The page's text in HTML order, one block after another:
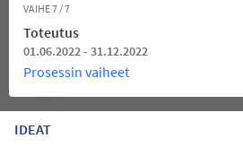
VAIHE 7 / 7
Toteutus
01.06.2022 - 31.12.2022
Prosessin vaiheet
IDEAT